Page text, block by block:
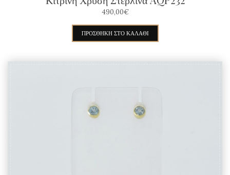
490,00€
ΠΡΟΣΘΉΚΗ ΣΤΟ ΚΑΛΆΘΙ